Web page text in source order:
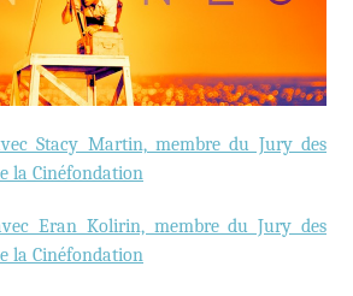
Stacy Martin, membre du Jury des
la Cinéfondation
Eran Kolirin, membre du Jury des
la Cinéfondation